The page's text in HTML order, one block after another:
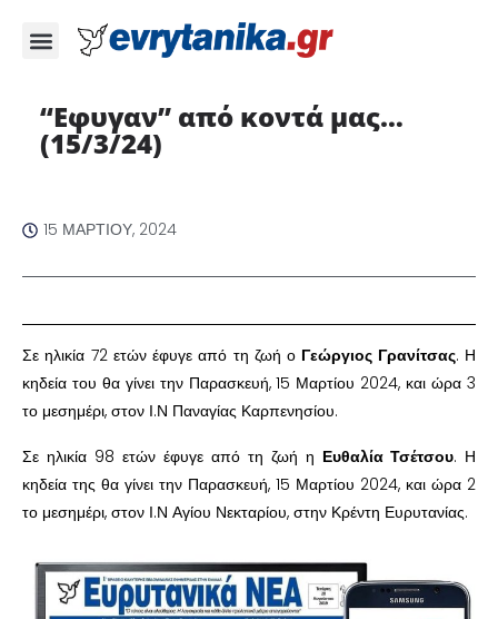
“Εφυγαν” από κοντά μας…
(15/3/24)
15 ΜΑΡΤΊΟΥ, 2024
Σε ηλικία 72 ετών έφυγε από τη ζωή ο Γεώργιος Γρανίτσας. Η
κηδεία του θα γίνει την Παρασκευή, 15 Μαρτίου 2024, και ώρα 3
το μεσημέρι, στον Ι.Ν Παναγίας Καρπενησίου.
Σε ηλικία 98 ετών έφυγε από τη ζωή η Ευθαλία Τσέτσου. Η
κηδεία της θα γίνει την Παρασκευή, 15 Μαρτίου 2024, και ώρα 2
το μεσημέρι, στον Ι.Ν Αγίου Νεκταρίου, στην Κρέντη Ευρυτανίας.